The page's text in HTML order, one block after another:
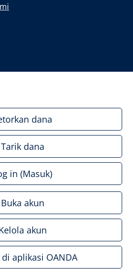
dana
Tarik dana
in (Masuk)
Buka akun
akun
aplikasi OANDA